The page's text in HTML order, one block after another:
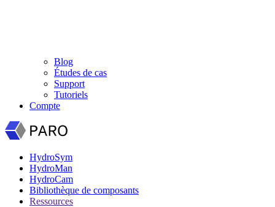
Blog
Études de cas
Support
Tutoriels
Compte
HydroSym
HydroMan
HydroCam
Bibliothèque de composants
Ressources